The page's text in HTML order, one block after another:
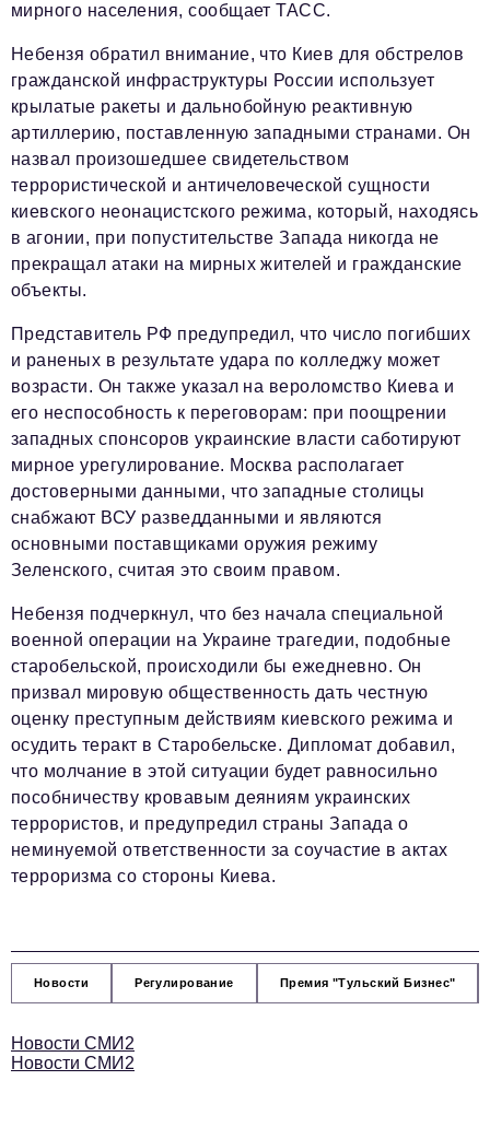
мирного населения, сообщает ТАСС.
Небензя обратил внимание, что Киев для обстрелов
гражданской инфраструктуры России использует
крылатые ракеты и дальнобойную реактивную
артиллерию, поставленную западными странами. Он
назвал произошедшее свидетельством
террористической и античеловеческой сущности
киевского неонацистского режима, который, находясь
в агонии, при попустительстве Запада никогда не
прекращал атаки на мирных жителей и гражданские
объекты.
Представитель РФ предупредил, что число погибших
и раненых в результате удара по колледжу может
возрасти. Он также указал на вероломство Киева и
его неспособность к переговорам: при поощрении
западных спонсоров украинские власти саботируют
мирное урегулирование. Москва располагает
достоверными данными, что западные столицы
снабжают ВСУ разведданными и являются
основными поставщиками оружия режиму
Зеленского, считая это своим правом.
Небензя подчеркнул, что без начала специальной
военной операции на Украине трагедии, подобные
старобельской, происходили бы ежедневно. Он
призвал мировую общественность дать честную
оценку преступным действиям киевского режима и
осудить теракт в Старобельске. Дипломат добавил,
что молчание в этой ситуации будет равносильно
пособничеству кровавым деяниям украинских
террористов, и предупредил страны Запада о
неминуемой ответственности за соучастие в актах
терроризма со стороны Киева.
Новости Регулирование Премия "Тульский Бизнес"
Новости СМИ2
Новости СМИ2